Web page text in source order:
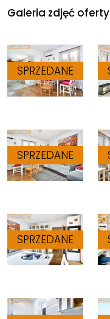
Galeria zdjęć oferty